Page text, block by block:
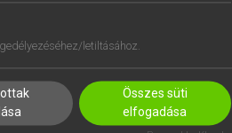
letiltásához.
Összes süti
elfogadása